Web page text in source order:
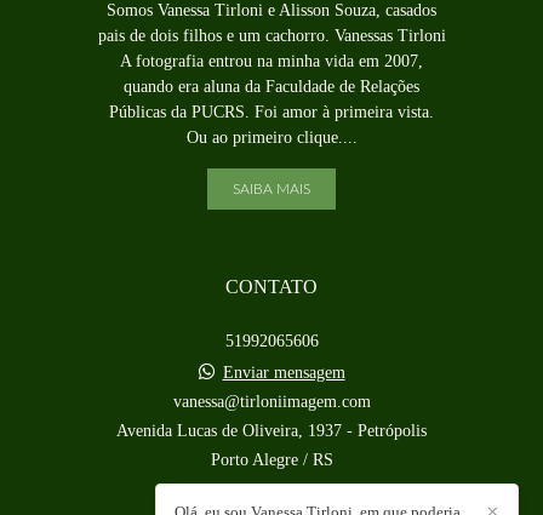
Somos Vanessa Tirloni e Alisson Souza, casados
pais de dois filhos e um cachorro. Vanessas Tirloni
A fotografia entrou na minha vida em 2007,
quando era aluna da Faculdade de Relações
Públicas da PUCRS. Foi amor à primeira vista.
Ou ao primeiro clique....
SAIBA MAIS
CONTATO
51992065606
Enviar mensagem
vanessa@tirloniimagem.com
Avenida Lucas de Oliveira, 1937 - Petrópolis
Porto Alegre / RS